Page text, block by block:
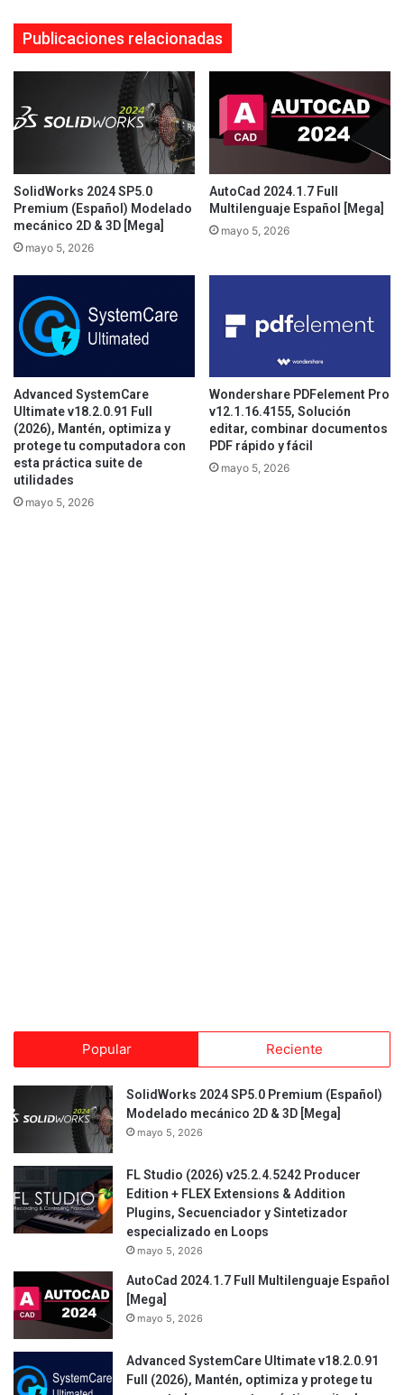
Publicaciones relacionadas
SolidWorks 2024 SP5.0
Premium (Español) Modelado
mecánico 2D & 3D [Mega]
mayo 5, 2026
AutoCad 2024.1.7 Full
Multilenguaje Español [Mega]
mayo 5, 2026
Advanced SystemCare
Ultimate v18.2.0.91 Full
(2026), Mantén, optimiza y
protege tu computadora con
esta práctica suite de
utilidades
mayo 5, 2026
Wondershare PDFelement Pro
v12.1.16.4155, Solución
editar, combinar documentos
PDF rápido y fácil
mayo 5, 2026
Popular Reciente
SolidWorks 2024 SP5.0 Premium (Español)
Modelado mecánico 2D & 3D [Mega]
mayo 5, 2026
FL Studio (2026) v25.2.4.5242 Producer
Edition + FLEX Extensions & Addition
Plugins, Secuenciador y Sintetizador
especializado en Loops
mayo 5, 2026
AutoCad 2024.1.7 Full Multilenguaje Español
[Mega]
mayo 5, 2026
Advanced SystemCare Ultimate v18.2.0.91
Full (2026), Mantén, optimiza y protege tu